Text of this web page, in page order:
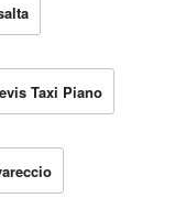
Taxi Piano